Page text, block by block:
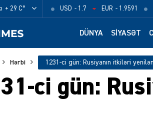
+ 29 C° USD - 1.7 EUR - 1.9591
DÜNYA SIYASƏT
Hərbi 1231-ci gün: Rusiyanın itkiləri
ci gün: